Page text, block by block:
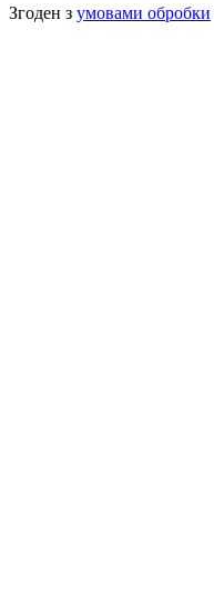
Згоден з умовами обробки